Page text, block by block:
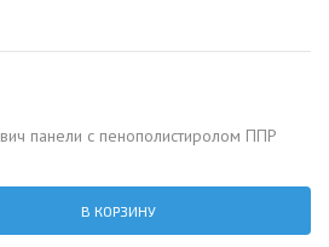
панели с пенополистиролом ППР
В КОРЗИНУ